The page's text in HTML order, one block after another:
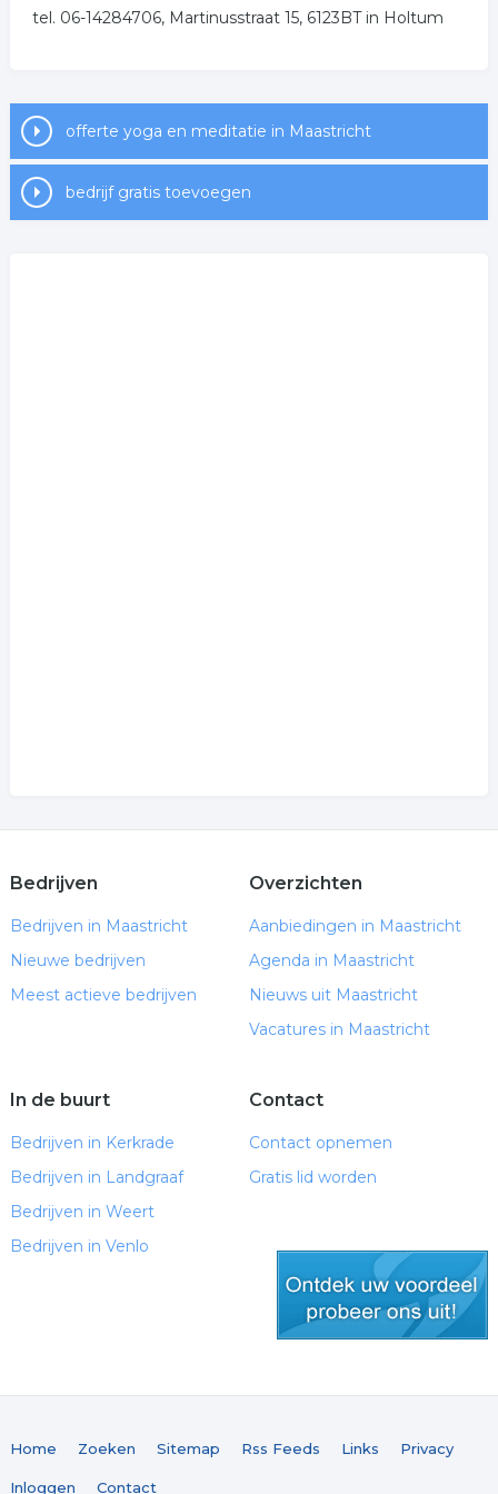
tel. 06-14284706, Martinusstraat 15, 6123BT in Holtum
offerte yoga en meditatie in Maastricht
bedrijf gratis toevoegen
Bedrijven
Bedrijven in Maastricht
Nieuwe bedrijven
Meest actieve bedrijven
Overzichten
Aanbiedingen in Maastricht
Agenda in Maastricht
Nieuws uit Maastricht
Vacatures in Maastricht
In de buurt
Bedrijven in Kerkrade
Bedrijven in Landgraaf
Bedrijven in Weert
Bedrijven in Venlo
Contact
Contact opnemen
Gratis lid worden
Home Zoeken Sitemap Rss Feeds Links Privacy
Inloggen Contact